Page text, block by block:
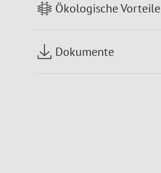
Ökologische Vorteile
Dokumente